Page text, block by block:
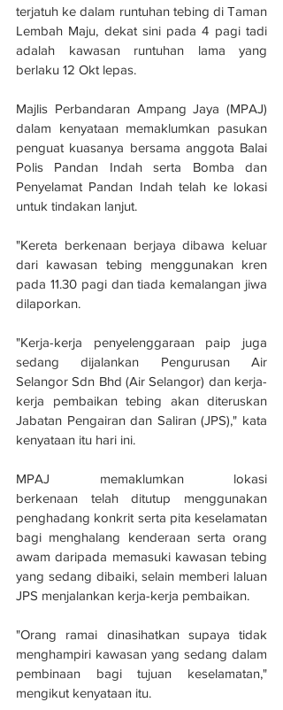
terjatuh ke dalam runtuhan tebing di Taman
Lembah Maju, dekat sini pada 4 pagi tadi
adalah kawasan runtuhan lama yang
berlaku 12 Okt lepas.
Majlis Perbandaran Ampang Jaya (MPAJ)
dalam kenyataan memaklumkan pasukan
penguat kuasanya bersama anggota Balai
Polis Pandan Indah serta Bomba dan
Penyelamat Pandan Indah telah ke lokasi
untuk tindakan lanjut.
"Kereta berkenaan berjaya dibawa keluar
dari kawasan tebing menggunakan kren
pada 11.30 pagi dan tiada kemalangan jiwa
dilaporkan.
"Kerja-kerja penyelenggaraan paip juga
sedang dijalankan Pengurusan Air
Selangor Sdn Bhd (Air Selangor) dan kerja-
kerja pembaikan tebing akan diteruskan
Jabatan Pengairan dan Saliran (JPS)," kata
kenyataan itu hari ini.
MPAJ memaklumkan lokasi
berkenaan telah ditutup menggunakan
penghadang konkrit serta pita keselamatan
bagi menghalang kenderaan serta orang
awam daripada memasuki kawasan tebing
yang sedang dibaiki, selain memberi laluan
JPS menjalankan kerja-kerja pembaikan.
"Orang ramai dinasihatkan supaya tidak
menghampiri kawasan yang sedang dalam
pembinaan bagi tujuan keselamatan,"
mengikut kenyataan itu.